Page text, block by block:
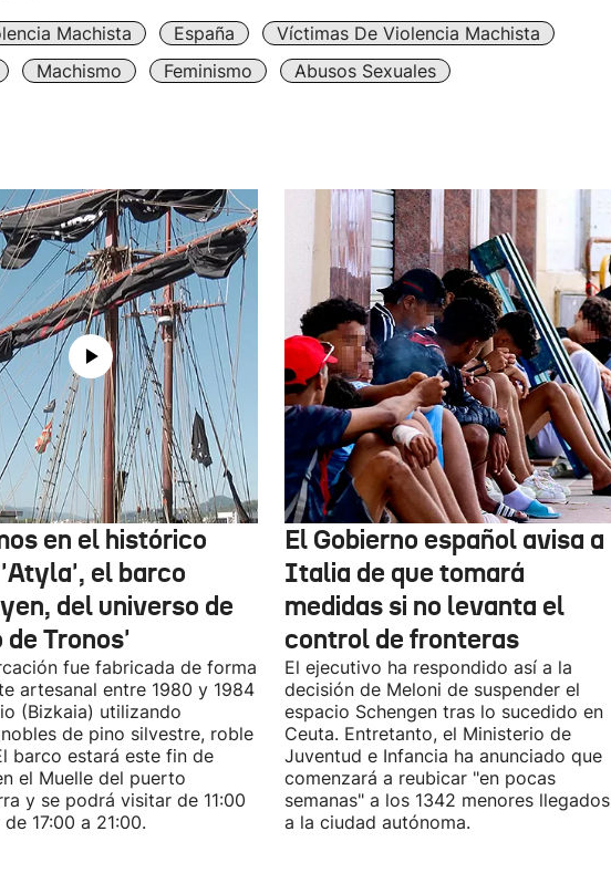
Machista España
Víctimas De Violencia Machista
Machismo Feminismo Abusos Sexuales
en el histórico
el barco
del universo de
de Tronos'
fue fabricada de forma
artesanal entre 1980 y 1984
(Bizkaia) utilizando
de pino silvestre, roble
barco estará este fin de
el Muelle del puerto
y se podrá visitar de 11:00
17:00 a 21:00.
El Gobierno español avisa a
Italia de que tomará
medidas si no levanta el
control de fronteras
El ejecutivo ha respondido así a la
decisión de Meloni de suspender el
espacio Schengen tras lo sucedido en
Ceuta. Entretanto, el Ministerio de
Juventud e Infancia ha anunciado que
comenzará a reubicar "en pocas
semanas" a los 1342 menores llegados
a la ciudad autónoma.